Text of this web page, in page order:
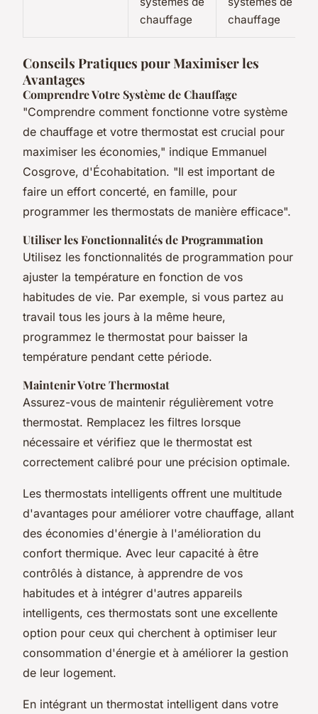
chauffage
chauffage
Conseils Pratiques pour Maximiser les
Avantages
Comprendre Votre Système de Chauffage
"Comprendre comment fonctionne votre système
de chauffage et votre thermostat est crucial pour
maximiser les économies," indique Emmanuel
Cosgrove, d'Écohabitation. "Il est important de
faire un effort concerté, en famille, pour
programmer les thermostats de manière efficace".
Utiliser les Fonctionnalités de Programmation
Utilisez les fonctionnalités de programmation pour
ajuster la température en fonction de vos
habitudes de vie. Par exemple, si vous partez au
travail tous les jours à la même heure,
programmez le thermostat pour baisser la
température pendant cette période.
Maintenir Votre Thermostat
Assurez-vous de maintenir régulièrement votre
thermostat. Remplacez les filtres lorsque
nécessaire et vérifiez que le thermostat est
correctement calibré pour une précision optimale.
Les thermostats intelligents offrent une multitude
d'avantages pour améliorer votre chauffage, allant
des économies d'énergie à l'amélioration du
confort thermique. Avec leur capacité à être
contrôlés à distance, à apprendre de vos
habitudes et à intégrer d'autres appareils
intelligents, ces thermostats sont une excellente
option pour ceux qui cherchent à optimiser leur
consommation d'énergie et à améliorer la gestion
de leur logement.
En intégrant un thermostat intelligent dans votre